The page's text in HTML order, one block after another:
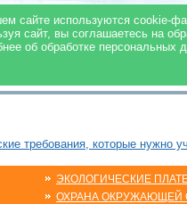
сайте используются cookie-
сайт, вы соглашаетесь на
об обработке персональных
В ЖУРНАЛЕ В ИНТЕРНЕТ
требования, которые нужно
ЭКОЛОГИЧЕСКИЕ
ОХРАНА ОКРУЖАЮЩЕЙ